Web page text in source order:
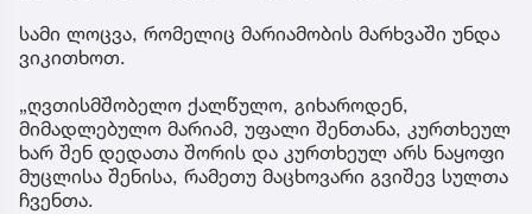
სამი ლოცვა, რომელიც მარიამობის მარხვაში უნდა
ვიკითხოთ.
„ღვთისმშობელო ქალწულო, გიხაროდენ,
მიმადლებულო მარიამ, უფალი შენთანა, კურთხეულ
ხარ შენ დედათა შორის და კურთხეულ არს ნაყოფი
მუცლისა შენისა, რამეთუ მაცხოვარი გვიშევ სულთა
ჩვენთა.